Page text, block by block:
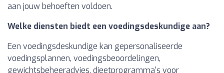
aan jouw behoeften voldoen.
Welke diensten biedt een voedingsdeskundige aan?
Een voedingsdeskundige kan gepersonaliseerde
voedingsplannen, voedingsbeoordelingen,
gewichtsbeheeradvies, dieetprogramma's voor